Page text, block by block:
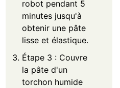
robot pendant 5
minutes jusqu'à
obtenir une pâte
lisse et élastique.
Étape 3 : Couvre
la pâte d'un
torchon humide